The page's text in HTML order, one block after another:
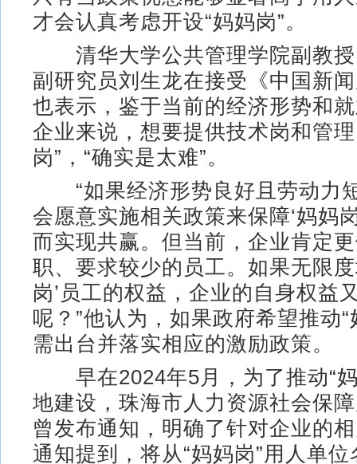
才会认真考虑开设“妈妈岗”。
清华大学公共管理学院副教授
副研究员刘生龙在接受《中国新
也表示，鉴于当前的经济形势和
企业来说，想要提供技术岗和管
岗”，“确实是太难”。
“如果经济形势良好且劳动力
会愿意实施相关政策来保障‘妈妈
而实现共赢。但当前，企业肯定
职、要求较少的员工。如果无限
岗’员工的权益，企业的自身权益
呢？”他认为，如果政府希望推动
需出台并落实相应的激励政策。
早在2024年5月，为了推动“妈
地建设，珠海市人力资源社会保
曾发布通知，明确了针对企业的
通知提到，将从“妈妈岗”用人单